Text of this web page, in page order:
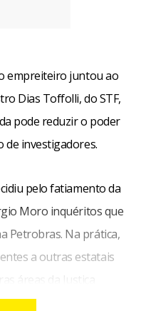
empreiteiro juntou ao
Dias Toffolli, do STF,
pode reduzir o poder
de investigadores.
pelo fatiamento da
Moro inquéritos que
Petrobras. Na prática,
a outras estatais
áreas da Justiça
do STF analisou o